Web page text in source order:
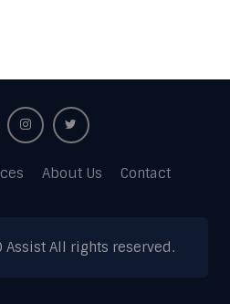
About Us Contact
Assist All rights reserved.